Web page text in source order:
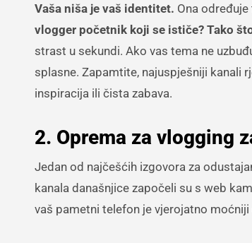
Vaša niša je vaš identitet. Ona
vlogger početnik koji se ističe? Tako
strast u sekundi. Ako vas tema ne
splasne. Zapamtite, najuspješniji kanali
inspiracija ili čista zabava.
2. Oprema za vlogging
Jedan od najčešćih izgovora za
kanala današnjice započeli su s web
vaš pametni telefon je vjerojatno